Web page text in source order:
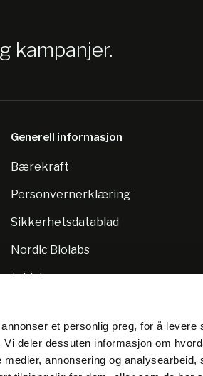
et personlig preg, for å levere
deler dessuten informasjon om
annonsering og analysearbeid,
kampanjer.
Generell informasjon
Bærekraft
Personvernerklæring
Sikkerhetsdatablad
Nordic Biolabs
Jobb hos oss